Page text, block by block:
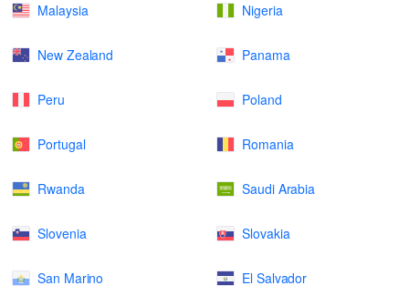
Malaysia Nigeria
New Zealand Panama
Peru Poland
Portugal Romania
Rwanda Saudi Arabia
Slovenia Slovakia
San Marino El Salvador